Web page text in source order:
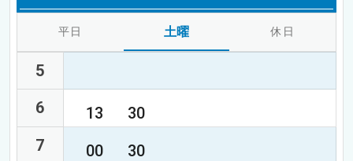
平日 土曜 休日
5
6
13
30
7
00
30